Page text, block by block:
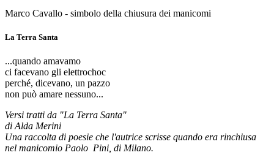
Marco Cavallo - simbolo della chiusura dei manicomi
La Terra Santa
...quando amavamo
ci facevano gli elettrochoc
perché, dicevano, un pazzo
non può amare nessuno...
Versi tratti da "La Terra Santa"
di Alda Merini
Una raccolta di poesie che l'autrice scrisse quando era rinchiusa
nel manicomio Paolo Pini, di Milano.